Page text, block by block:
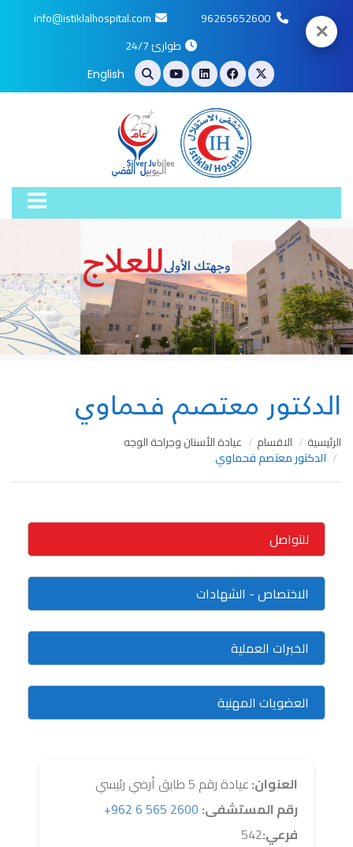
96265652600
info@istiklalhospital.com
طوارئ 24/7
English
الدكتور معتصم فحماوي
الرئيسية الاقسام عيادة الأسنان وجراحة الوجه
الدكتور معتصم فحماوي
للتواصل
الاختصاص - الشهادات
الخبرات العملية
العضويات المهنية
العنوان:عيادة رقم 5 طابق أرضي رئيسي
رقم المستشفى: 2600 565 6 962+
فرعي:542
✕